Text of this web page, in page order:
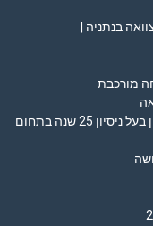
בנתניה |
מורכבת
מדריך לעריכת צוואה ע"י עורך דין בעל ניסיון 25 שנה בתחום